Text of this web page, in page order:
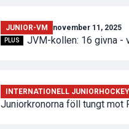
JUNIOR-VM november 11, 2025
PLUS JVM-kollen: 16 givna -
INTERNATIONELL JUNIORHOCKEY
Juniorkronorna föll tungt mot